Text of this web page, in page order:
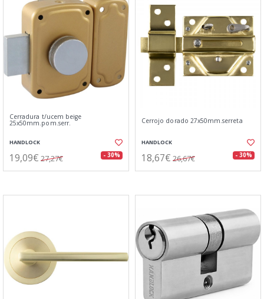
Cerradura t/ucem beige
25x50mm.pom.serr.
HANDLOCK
19,09€ 27,27€ - 30%
Cerrojo dorado 27x50mm.serreta
HANDLOCK
18,67€ 26,67€ - 30%